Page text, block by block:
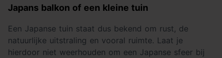
Japans balkon of een kleine tuin
Een Japanse tuin staat dus bekend om rust, de
natuurlijke uitstraling en vooral ruimte. Laat je
hierdoor niet weerhouden om een Japanse sfeer bij